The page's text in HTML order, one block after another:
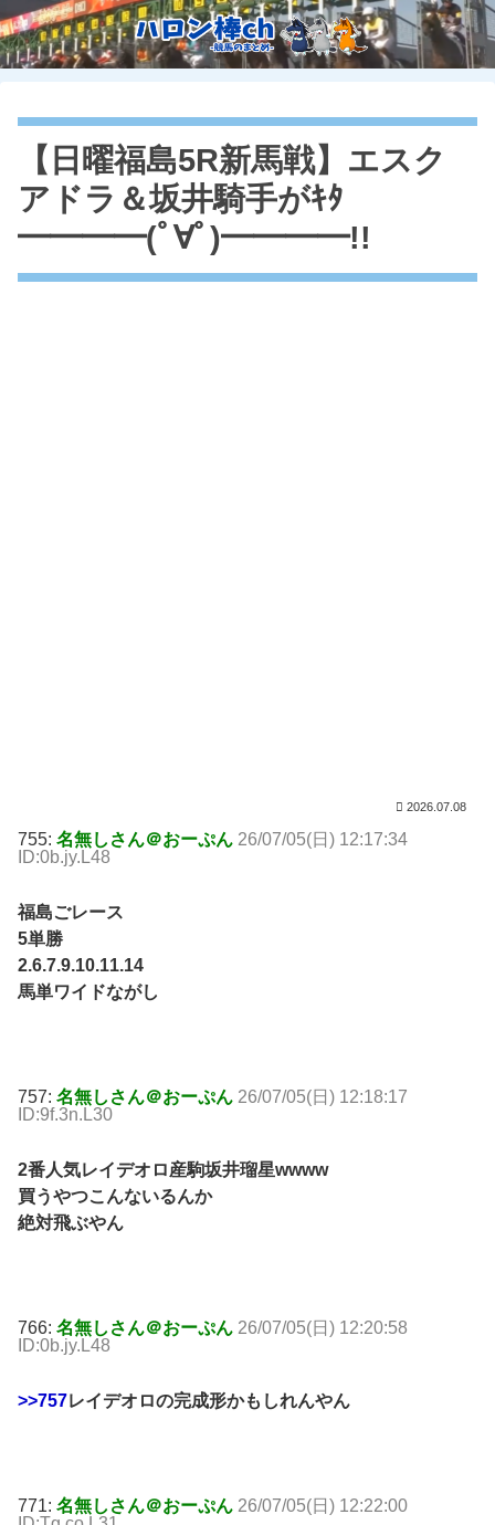
【日曜福島5R新馬戦】エスク
アドラ＆坂井騎手がｷﾀ
━━━━(ﾟ∀ﾟ)━━━━!!
2026.07.08
755: 名無しさん＠おーぷん 26/07/05(日) 12:17:34
ID:0b.jy.L48
福島ごレース
5単勝
2.6.7.9.10.11.14
馬単ワイドながし
757: 名無しさん＠おーぷん 26/07/05(日) 12:18:17
ID:9f.3n.L30
2番人気レイデオロ産駒坂井瑠星wwww
買うやつこんないるんか
絶対飛ぶやん
766: 名無しさん＠おーぷん 26/07/05(日) 12:20:58
ID:0b.jy.L48
>>757レイデオロの完成形かもしれんやん
771: 名無しさん＠おーぷん 26/07/05(日) 12:22:00